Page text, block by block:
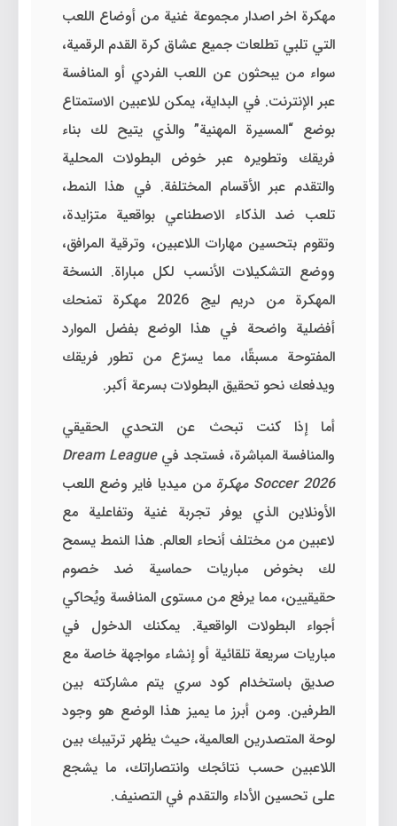
مهكرة اخر اصدار مجموعة غنية من أوضاع اللعب
التي تلبي تطلعات جميع عشاق كرة القدم الرقمية،
سواء من يبحثون عن اللعب الفردي أو المنافسة
عبر الإنترنت. في البداية، يمكن للاعبين الاستمتاع
بوضع “المسيرة المهنية” والذي يتيح لك بناء
فريقك وتطويره عبر خوض البطولات المحلية
والتقدم عبر الأقسام المختلفة. في هذا النمط،
تلعب ضد الذكاء الاصطناعي بواقعية متزايدة،
وتقوم بتحسين مهارات اللاعبين، وترقية المرافق،
ووضع التشكيلات الأنسب لكل مباراة. النسخة
المهكرة من دريم ليج 2026 مهكرة تمنحك
أفضلية واضحة في هذا الوضع بفضل الموارد
المفتوحة مسبقًا، مما يسرّع من تطور فريقك
ويدفعك نحو تحقيق البطولات بسرعة أكبر.
أما إذا كنت تبحث عن التحدي الحقيقي
والمنافسة المباشرة، فستجد فيDream League
Soccer 2026 مهكرة
من ميديا فاير وضع اللعب
الأونلاين الذي يوفر تجربة غنية وتفاعلية مع
لاعبين من مختلف أنحاء العالم. هذا النمط يسمح
لك بخوض مباريات حماسية ضد خصوم
حقيقيين، مما يرفع من مستوى المنافسة ويُحاكي
أجواء البطولات الواقعية. يمكنك الدخول في
مباريات سريعة تلقائية أو إنشاء مواجهة خاصة مع
صديق باستخدام كود سري يتم مشاركته بين
الطرفين. ومن أبرز ما يميز هذا الوضع هو وجود
لوحة المتصدرين العالمية، حيث يظهر ترتيبك بين
اللاعبين حسب نتائجك وانتصاراتك، ما يشجع
على تحسين الأداء والتقدم في التصنيف.